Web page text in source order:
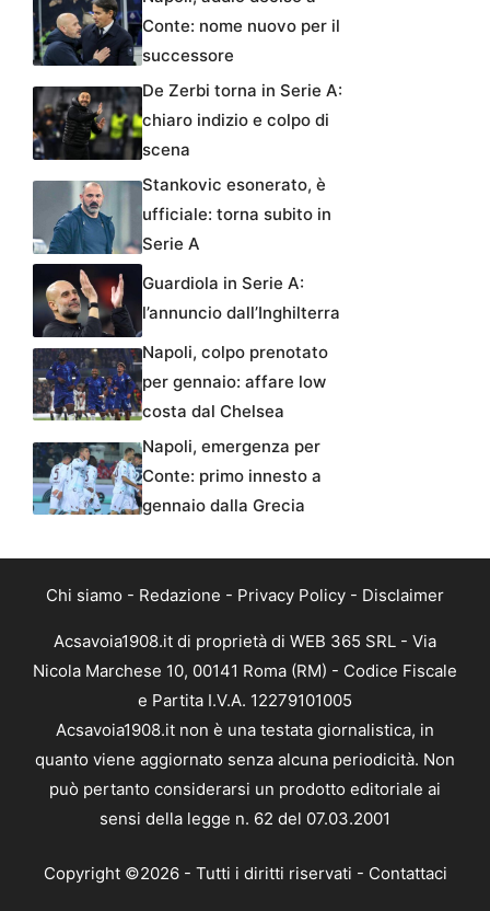
Conte: nome nuovo per il
successore
De Zerbi torna in Serie A:
chiaro indizio e colpo di
scena
Stankovic esonerato, è
ufficiale: torna subito in
Serie A
Guardiola in Serie A:
l’annuncio dall’Inghilterra
Napoli, colpo prenotato
per gennaio: affare low
costa dal Chelsea
Napoli, emergenza per
Conte: primo innesto a
gennaio dalla Grecia
Chi siamo - Redazione - Privacy Policy - Disclaimer
Acsavoia1908.it di proprietà di WEB 365 SRL - Via
Nicola Marchese 10, 00141 Roma (RM) - Codice Fiscale
e Partita I.V.A. 12279101005
Acsavoia1908.it non è una testata giornalistica, in
quanto viene aggiornato senza alcuna periodicità. Non
può pertanto considerarsi un prodotto editoriale ai
sensi della legge n. 62 del 07.03.2001
Copyright ©2026 - Tutti i diritti riservati - Contattaci